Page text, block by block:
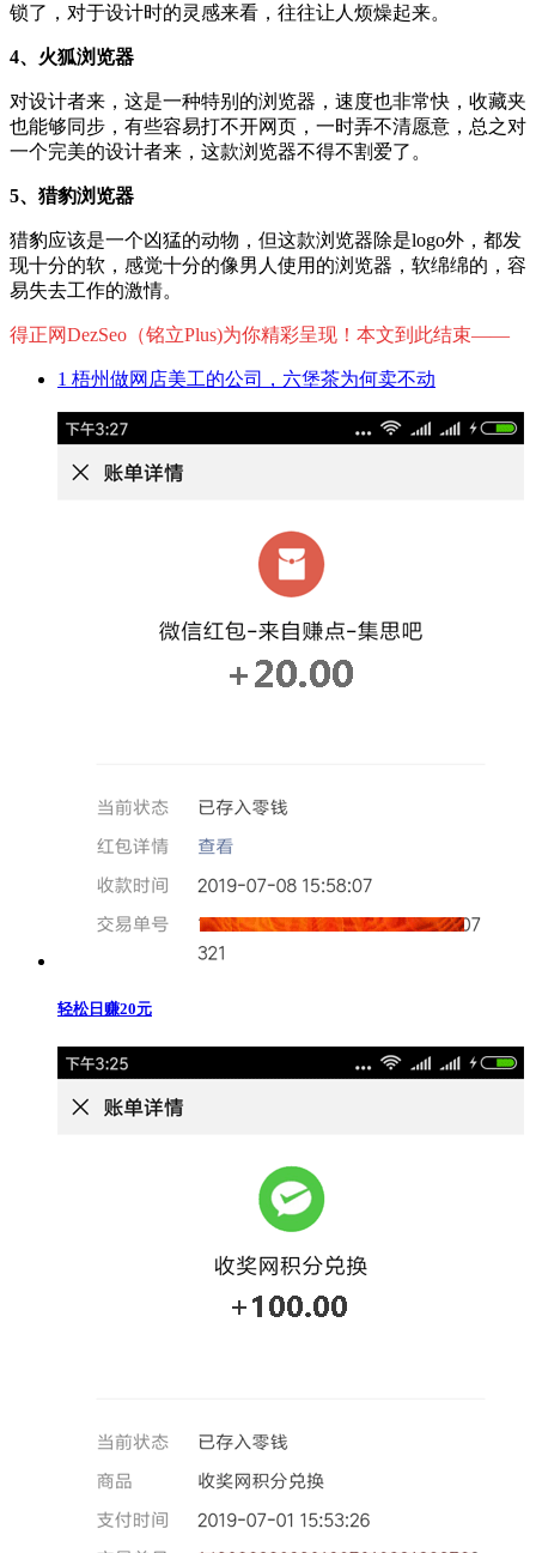
锁了，对于设计时的灵感来看，往往让人烦燥起来。
4、火狐浏览器
对设计者来，这是一种特别的浏览器，速度也非常快，收藏夹
也能够同步，有些容易打不开网页，一时弄不清愿意，总之对
一个完美的设计者来，这款浏览器不得不割爱了。
5、猎豹浏览器
猎豹应该是一个凶猛的动物，但这款浏览器除是logo外，都发
现十分的软，感觉十分的像男人使用的浏览器，软绵绵的，容
易失去工作的激情。
得正网DezSeo（铭立Plus)为你精彩呈现！本文到此结束——
1 梧州做网店美工的公司，六堡茶为何卖不动
轻松日赚20元